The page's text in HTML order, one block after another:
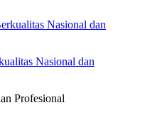
Nasional dan
Profesional